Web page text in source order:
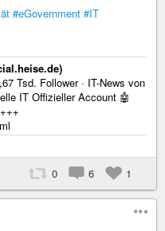
#eGovernment #IT
Tsd. Follower · IT-News von
IT Offizieller Account 🤖
0 6 1